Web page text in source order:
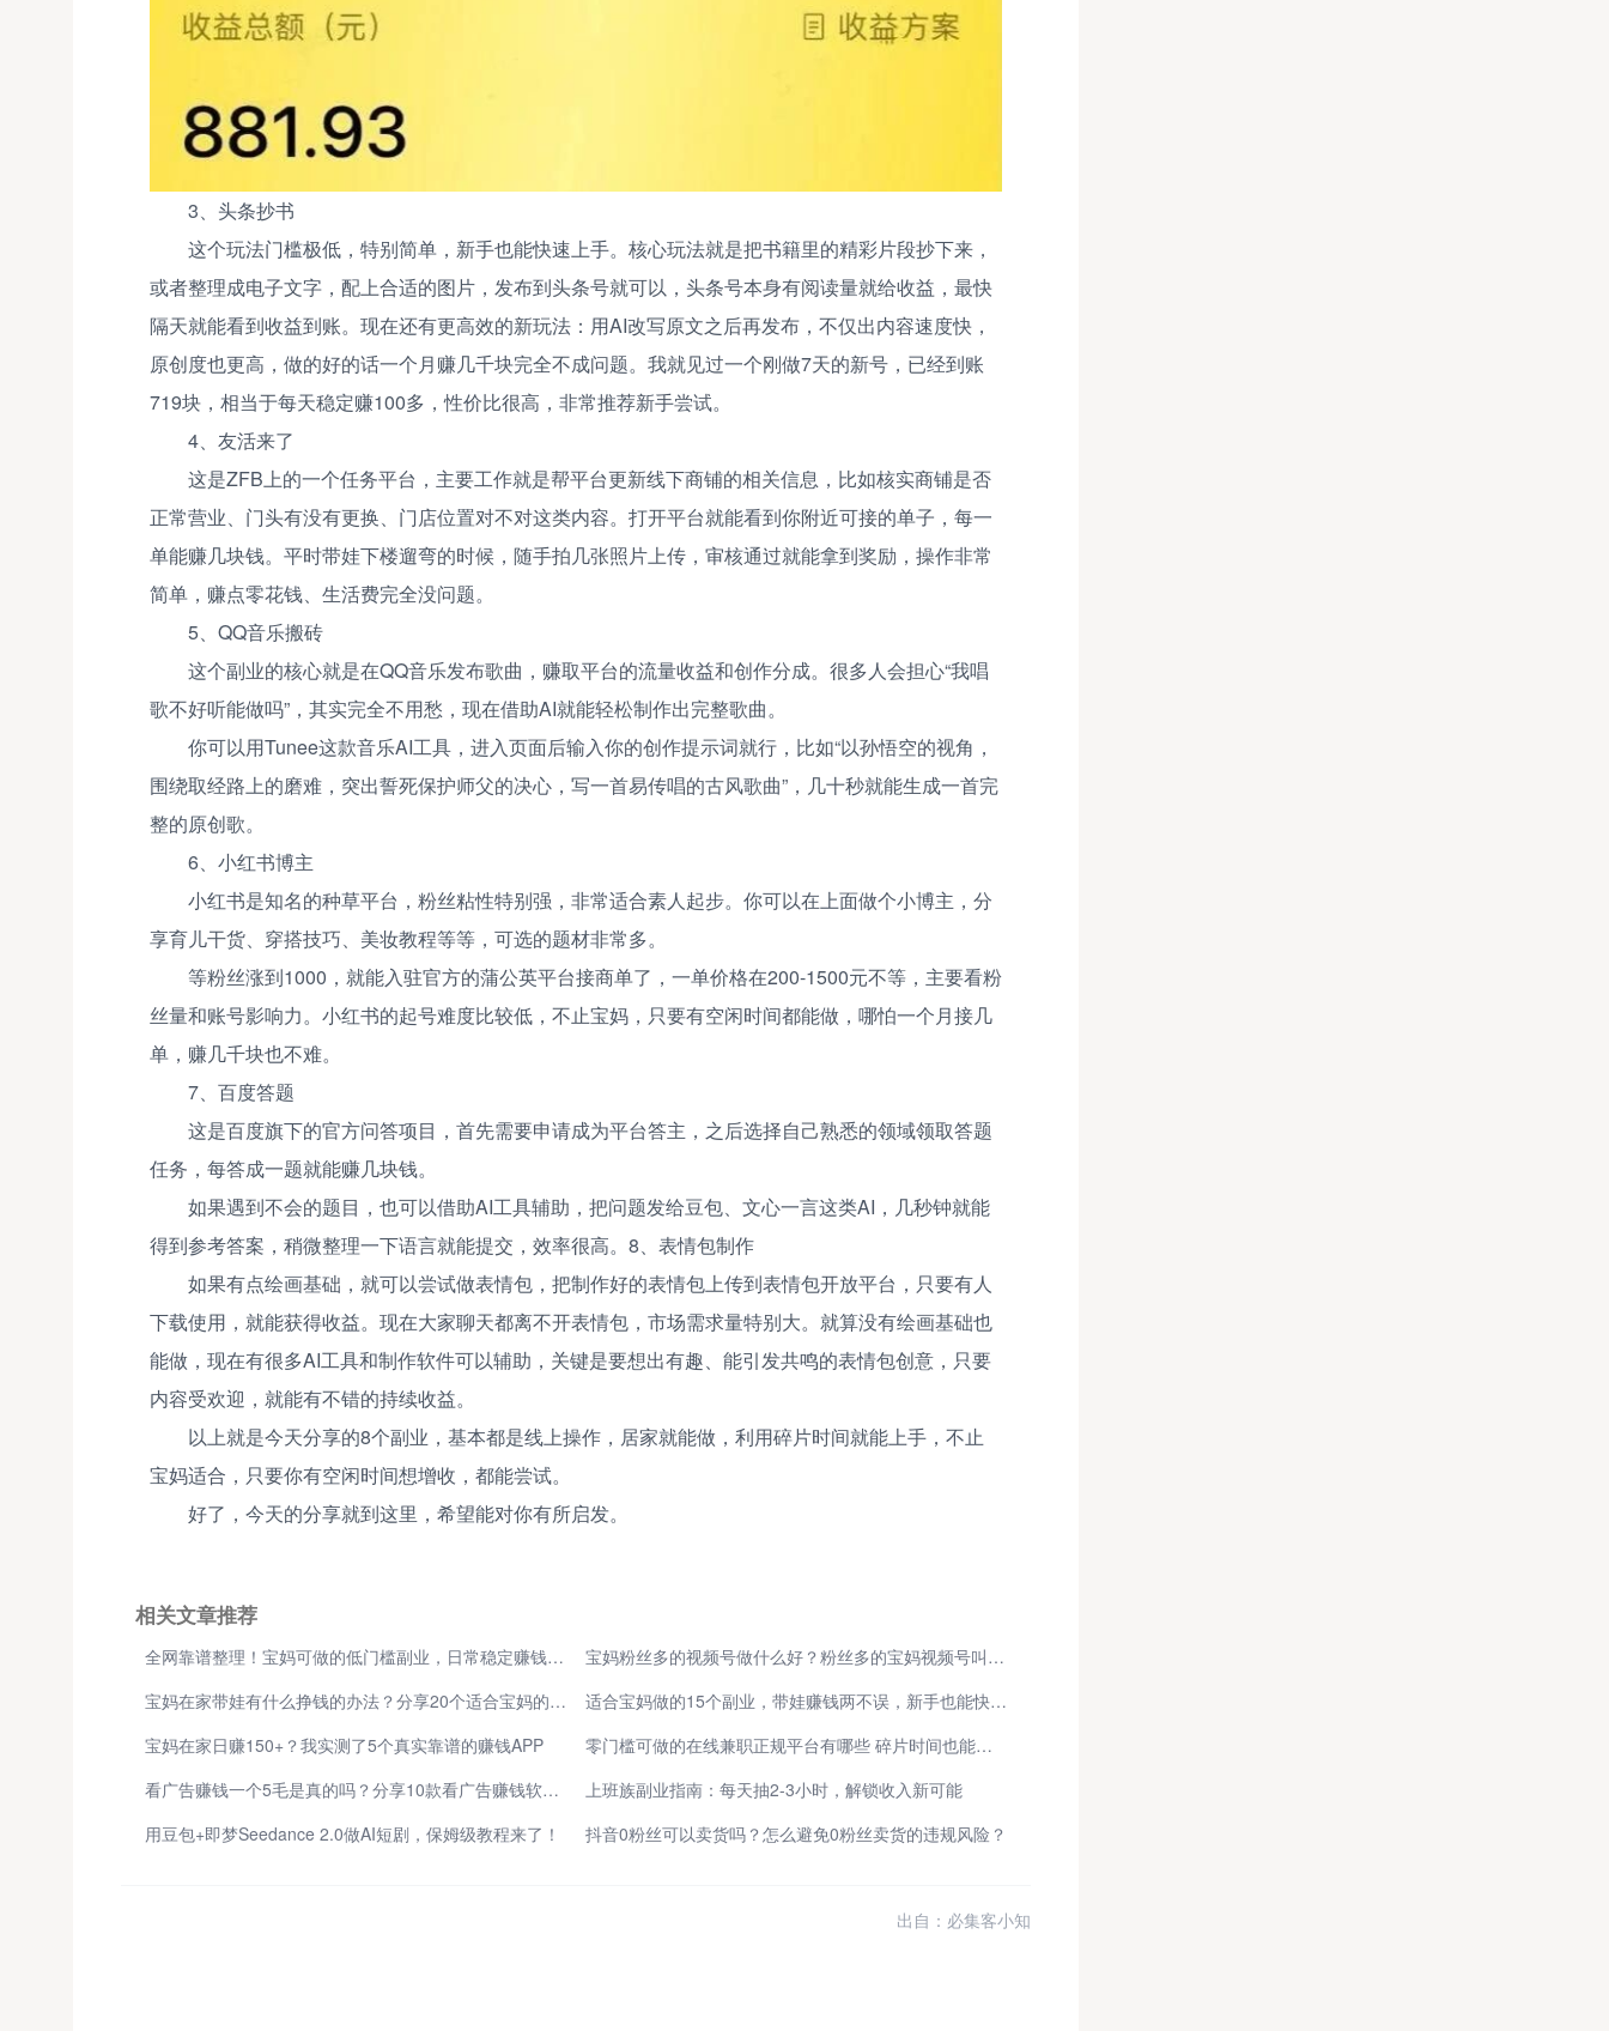
3、头条抄书
这个玩法门槛极低，特别简单，新手也能快速上手。核心玩法就是把书籍里的精彩片段抄下来，
或者整理成电子文字，配上合适的图片，发布到头条号就可以，头条号本身有阅读量就给收益，最快
隔天就能看到收益到账。现在还有更高效的新玩法：用AI改写原文之后再发布，不仅出内容速度快，
原创度也更高，做的好的话一个月赚几千块完全不成问题。我就见过一个刚做7天的新号，已经到账
719块，相当于每天稳定赚100多，性价比很高，非常推荐新手尝试。
4、友活来了
这是ZFB上的一个任务平台，主要工作就是帮平台更新线下商铺的相关信息，比如核实商铺是否
正常营业、门头有没有更换、门店位置对不对这类内容。打开平台就能看到你附近可接的单子，每一
单能赚几块钱。平时带娃下楼遛弯的时候，随手拍几张照片上传，审核通过就能拿到奖励，操作非常
简单，赚点零花钱、生活费完全没问题。
5、QQ音乐搬砖
这个副业的核心就是在QQ音乐发布歌曲，赚取平台的流量收益和创作分成。很多人会担心“我唱
歌不好听能做吗”，其实完全不用愁，现在借助AI就能轻松制作出完整歌曲。
你可以用Tunee这款音乐AI工具，进入页面后输入你的创作提示词就行，比如“以孙悟空的视角，
围绕取经路上的磨难，突出誓死保护师父的决心，写一首易传唱的古风歌曲”，几十秒就能生成一首完
整的原创歌。
6、小红书博主
小红书是知名的种草平台，粉丝粘性特别强，非常适合素人起步。你可以在上面做个小博主，分
享育儿干货、穿搭技巧、美妆教程等等，可选的题材非常多。
等粉丝涨到1000，就能入驻官方的蒲公英平台接商单了，一单价格在200-1500元不等，主要看粉
丝量和账号影响力。小红书的起号难度比较低，不止宝妈，只要有空闲时间都能做，哪怕一个月接几
单，赚几千块也不难。
7、百度答题
这是百度旗下的官方问答项目，首先需要申请成为平台答主，之后选择自己熟悉的领域领取答题
任务，每答成一题就能赚几块钱。
如果遇到不会的题目，也可以借助AI工具辅助，把问题发给豆包、文心一言这类AI，几秒钟就能
得到参考答案，稍微整理一下语言就能提交，效率很高。8、表情包制作
如果有点绘画基础，就可以尝试做表情包，把制作好的表情包上传到表情包开放平台，只要有人
下载使用，就能获得收益。现在大家聊天都离不开表情包，市场需求量特别大。就算没有绘画基础也
能做，现在有很多AI工具和制作软件可以辅助，关键是要想出有趣、能引发共鸣的表情包创意，只要
内容受欢迎，就能有不错的持续收益。
以上就是今天分享的8个副业，基本都是线上操作，居家就能做，利用碎片时间就能上手，不止
宝妈适合，只要你有空闲时间想增收，都能尝试。
好了，今天的分享就到这里，希望能对你有所启发。
相关文章推荐
全网靠谱整理！宝妈可做的低门槛副业，日常稳定赚钱创收
宝妈粉丝多的视频号做什么好？粉丝多的宝妈视频号叫什么好？
宝妈在家带娃有什么挣钱的办法？分享20个适合宝妈的副业，带娃挣钱两不误
适合宝妈做的15个副业，带娃赚钱两不误，新手也能快速上手
宝妈在家日赚150+？我实测了5个真实靠谱的赚钱APP
零门槛可做的在线兼职正规平台有哪些 碎片时间也能轻松变现
看广告赚钱一个5毛是真的吗？分享10款看广告赚钱软件APP，让你轻松赚钱
上班族副业指南：每天抽2-3小时，解锁收入新可能
用豆包+即梦Seedance 2.0做AI短剧，保姆级教程来了！
抖音0粉丝可以卖货吗？怎么避免0粉丝卖货的违规风险？
出自：必集客小知